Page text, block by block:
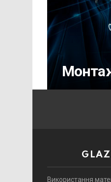
Використання